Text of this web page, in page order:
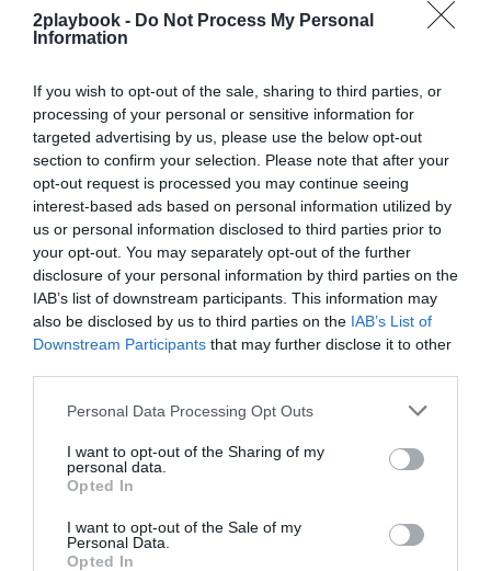
2playbook - Do Not Process My Personal
Information
If you wish to opt-out of the sale, sharing to third parties, or
processing of your personal or sensitive information for
targeted advertising by us, please use the below opt-out
section to confirm your selection. Please note that after your
opt-out request is processed you may continue seeing
interest-based ads based on personal information utilized by
us or personal information disclosed to third parties prior to
your opt-out. You may separately opt-out of the further
disclosure of your personal information by third parties on the
IAB’s list of downstream participants. This information may
also be disclosed by us to third parties on the IAB’s List of
Downstream Participants that may further disclose it to other
Personal Data Processing Opt Outs
I want to opt-out of the Sharing of my
personal data.
Opted In
I want to opt-out of the Sale of my
Personal Data.
Opted In
Índex
Herbalife
Fiba 3x3
en la parte femenina”.
de forma gratuita
Mantente informado con las últimas noticias de actualidad.
ACTIVAR AHORA
Compartir
Imprimir
Publicidad